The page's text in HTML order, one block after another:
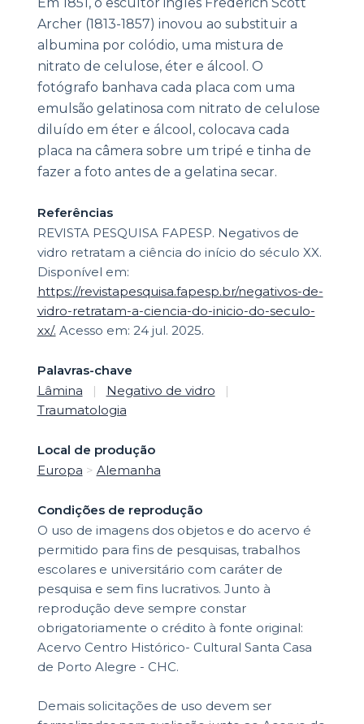
Archer (1813-1857) inovou ao substituir a
albumina por colódio, uma mistura de
nitrato de celulose, éter e álcool. O
fotógrafo banhava cada placa com uma
emulsão gelatinosa com nitrato de celulose
diluído em éter e álcool, colocava cada
placa na câmera sobre um tripé e tinha de
fazer a foto antes de a gelatina secar.
Referências
REVISTA PESQUISA FAPESP. Negativos de
vidro retratam a ciência do início do século XX.
Disponível em:
https://revistapesquisa.fapesp.br/negativos-de-
vidro-retratam-a-ciencia-do-inicio-do-seculo-
xx/. Acesso em: 24 jul. 2025.
Palavras-chave
Lâmina
| Negativo de vidro
|
Traumatologia
Local de produção
Europa > Alemanha
Condições de reprodução
O uso de imagens dos objetos e do acervo é
permitido para fins de pesquisas, trabalhos
escolares e universitário com caráter de
pesquisa e sem fins lucrativos. Junto à
reprodução deve sempre constar
obrigatoriamente o crédito à fonte original:
Acervo Centro Histórico- Cultural Santa Casa
de Porto Alegre - CHC.
Demais solicitações de uso devem ser